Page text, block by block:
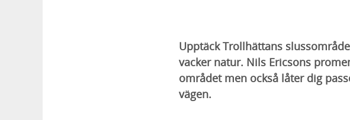
Upptäck Trollhättans
vacker natur. Nils Ericsons
området men också låter dig
vägen.